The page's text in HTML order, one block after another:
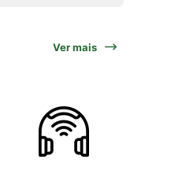
Ver mais